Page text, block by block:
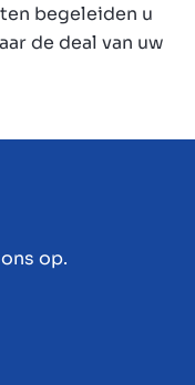
begeleiden u
de deal van uw
op.